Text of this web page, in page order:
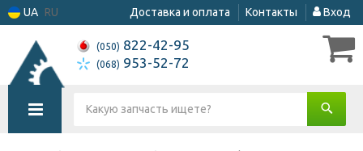
UA RU Доставка и оплата Контакты Вход
(050) 822-42-95
(068) 953-52-72